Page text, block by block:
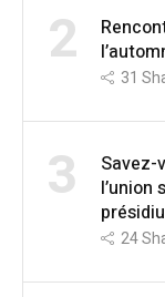
2 31
3
Savez-
l’union
24